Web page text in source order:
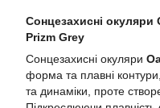
Сонцезахисні
Prizm Grey
Сонцезахисні окуляри
форма та плавні
та динаміки, проте